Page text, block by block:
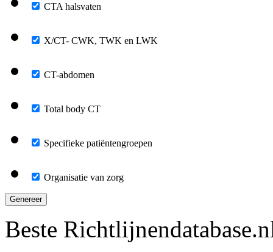
CTA halsvaten
X/CT- CWK, TWK en LWK
CT-abdomen
Total body CT
Specifieke patiëntengroepen
Organisatie van zorg
Genereer
Beste